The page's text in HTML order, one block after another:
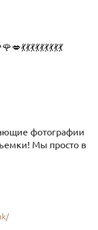
фотографии
Мы просто в